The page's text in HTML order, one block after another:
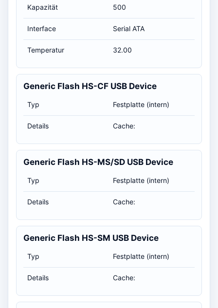
Kapazität 500
Interface Serial ATA
Temperatur 32.00
Generic Flash HS-CF USB Device
Typ Festplatte (intern)
Details Cache:
Generic Flash HS-MS/SD USB Device
Typ Festplatte (intern)
Details Cache:
Generic Flash HS-SM USB Device
Typ Festplatte (intern)
Details Cache: